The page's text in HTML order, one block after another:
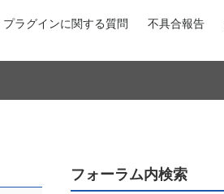
プラグインに関する質問 不具合報告
フォーラム内検索